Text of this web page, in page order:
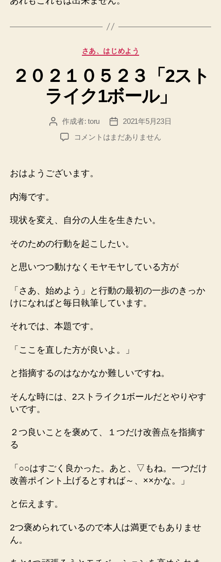
カ
ゴ
リ
ー
さあ、はじめよう
２０２１０５２３「2スト
ライク1ボール」
投
稿
作成者:toru
投
稿
日
2021年5月23日
２
１
０
「2
ト
イ
1
ボ
ー
ル」
へ
コメントはまだありません
おはようございます。
内海です。
現状を変え、自分の人生を生きたい。
そのための行動を起こしたい。
と思いつつ動けなくモヤモヤしている方が
「さあ、始めよう」と行動の最初の一歩のきっか
けになればと毎日執筆しています。
それでは、本題です。
「ここを直した方が良いよ。」
と指摘するのはなかなか難しいですね。
そんな時には、2ストライク1ボールだとやりやす
いです。
２つ良いことを褒めて、１つだけ改善点を指摘す
る
「○○はすごく良かった。あと、▽もね。一つだけ
改善ポイント上げるとすれば～、××かな。」
と伝えます。
2つ褒められているので本人は満更でもありませ
ん。